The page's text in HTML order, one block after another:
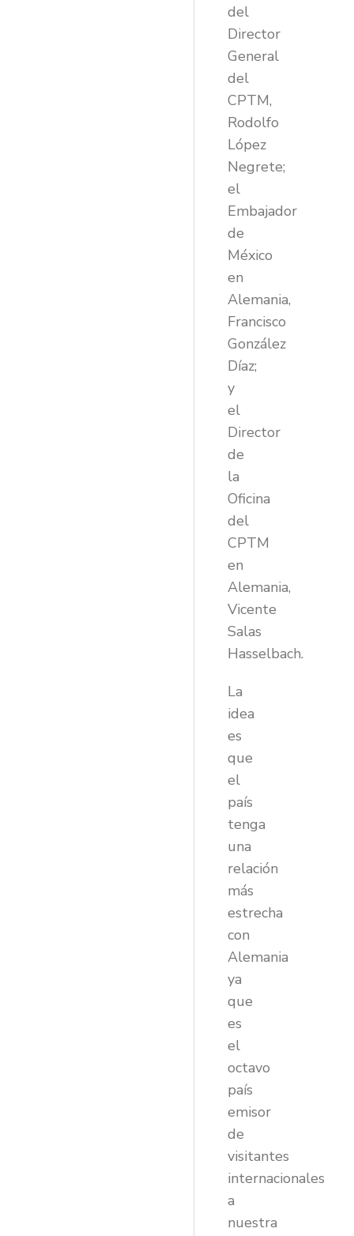
del
Director
General
del
CPTM,
Rodolfo
López
Negrete;
el
Embajador
de
México
en
Alemania,
Francisco
González
Díaz;
y
el
Director
de
la
Oficina
del
CPTM
en
Alemania,
Vicente
Salas
Hasselbach.
La
idea
es
que
el
país
tenga
una
relación
más
estrecha
con
Alemania
ya
que
es
el
octavo
país
emisor
de
visitantes
internacionales
a
nuestra